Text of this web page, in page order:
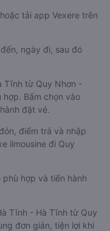
tải app Vexere trên
ngày đi, sau đó
Tĩnh từ Quy Nhơn -
hợp. Bấm chọn vào
đặt vé.
điểm trả và nhập
limousine đi Quy
hợp và tiến hành
Tĩnh - Hà Tĩnh từ Quy
đơn giản, tiện lợi khi